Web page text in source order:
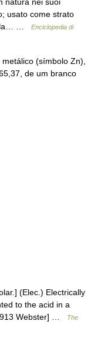
usato come strato
la… …
Enciclopedia di
(símbolo Zn),
de um branco
(Elec.) Electrically
to the acid in a
Webster] …
The